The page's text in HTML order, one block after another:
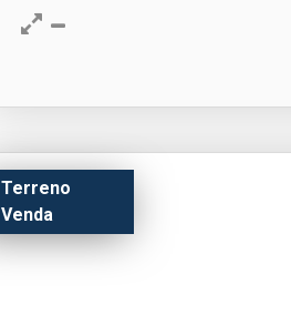
Terreno
Venda